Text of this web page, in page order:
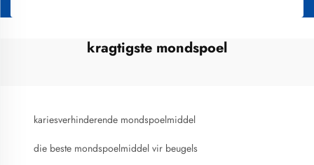
kragtigste mondspoel
kariesverhinderende mondspoelmiddel
die beste mondspoelmiddel vir beugels